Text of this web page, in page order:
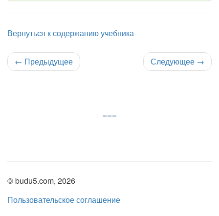
Вернуться к содержанию учебника
← Предыдущее Следующее →
© budu5.com, 2026
Пользовательское соглашение